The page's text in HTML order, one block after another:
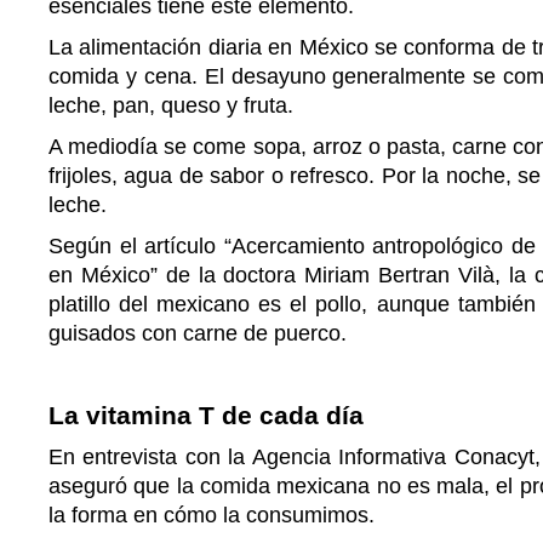
esenciales tiene este elemento.
La alimentación diaria en México se conforma de
comida y cena. El desayuno generalmente se
leche, pan, queso y fruta.
A mediodía se come sopa, arroz o pasta, carne
frijoles, agua de sabor o refresco. Por la noche,
leche.
Según el artículo “Acercamiento antropológico
en México” de la doctora Miriam Bertran Vilà, la
platillo del mexicano es el pollo, aunque
guisados con carne de puerco.
La vitamina T de cada día
En entrevista con la Agencia Informativa
aseguró que la comida mexicana no es mala, el
la forma en cómo la consumimos.